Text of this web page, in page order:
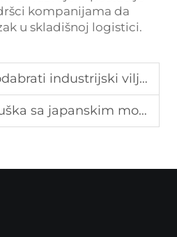
kompanijama da
u skladišnoj logistici.
industrijski viljušnik?
japanskim motorom za fabriku